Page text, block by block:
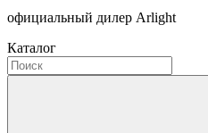
официальный дилер Arlight
Каталог